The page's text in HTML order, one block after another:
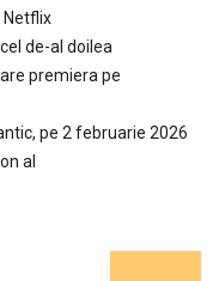
Netflix
de-al doilea
premiera pe
pe 2 februarie 2026
al